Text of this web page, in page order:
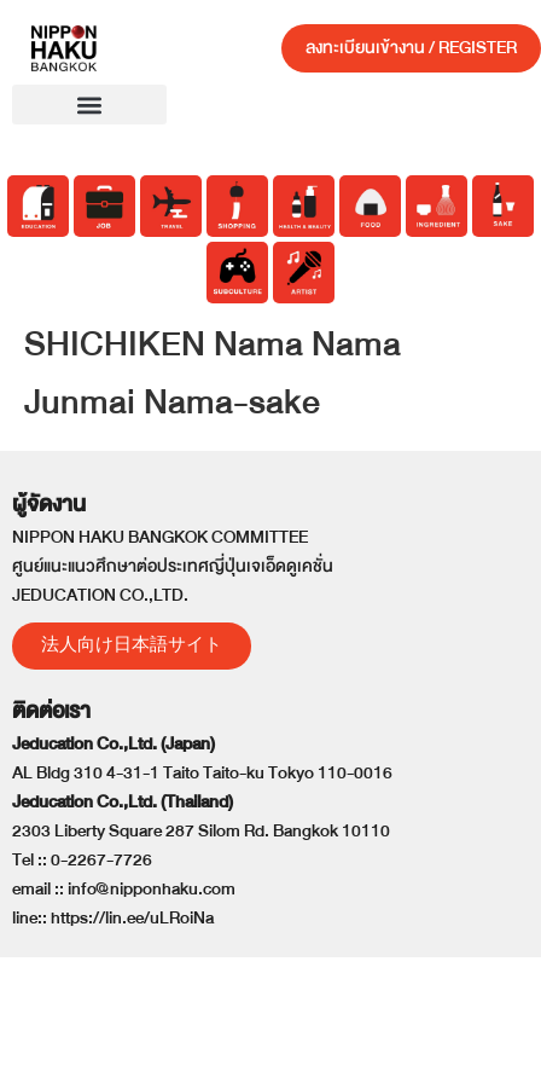
ลงทะเบียนเข้างาน / REGISTER
SHICHIKEN Nama Nama
Junmai Nama-sake
ผู้จัดงาน
NIPPON HAKU BANGKOK COMMITTEE
ศูนย์แนะแนวศึกษาต่อประเทศญี่ปุ่นเจเอ็ดดูเคชั่น
JEDUCATION CO.,LTD.
法人向け日本語サイト
ติดต่อเรา
Jeducation Co.,Ltd. (Japan)
AL Bldg 310 4-31-1 Taito Taito-ku Tokyo 110-0016
Jeducation Co.,Ltd. (Thailand)
2303 Liberty Square 287 Silom Rd. Bangkok 10110
Tel ::0-2267-7726
email ::info@nipponhaku.com
line::https://lin.ee/uLRoiNa